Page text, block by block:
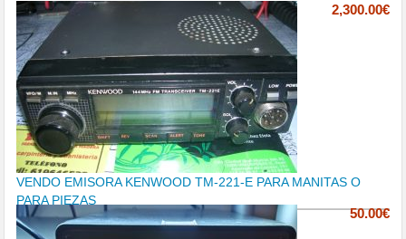
2,300.00€
VENDO EMISORA KENWOOD TM-221-E PARA MANITAS O
PARA PIEZAS
50.00€